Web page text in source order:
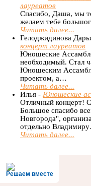
лауреатов
Спасибо, Даша, мы
желаем тебе
Читать далее...
Гелоджидинова
концерт лауреатов
Юношеские
необходимый. Стал
Юношеским
проектом, а…
Читать далее...
Илья - Юношеские
Отличный концерт!
Большое спасибо
Новгорода",
отдельно
Читать далее...
Решаем вместе